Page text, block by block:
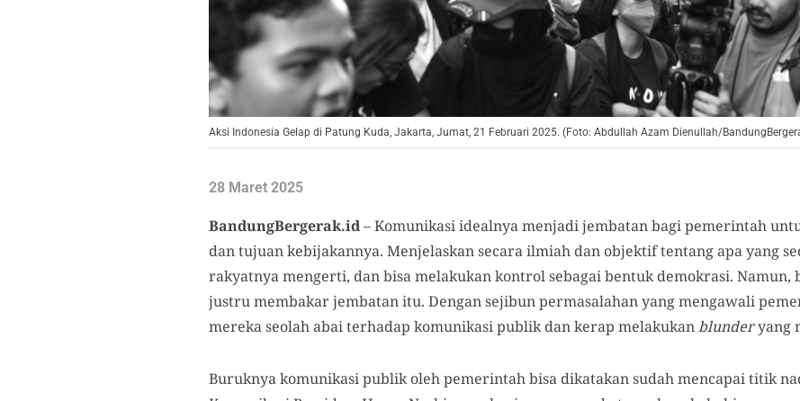
Aksi Indonesia Gelap di Patung Kuda, Jakarta, Jumat, 21 Februari 2025. (Foto: Abdullah Azam Dienullah/
28 Maret 2025
BandungBergerak.id– Komunikasi idealnya menjadi jembatan bagi pemerintah
dan tujuan kebijakannya. Menjelaskan secara ilmiah dan objektif tentang apa yang
rakyatnya mengerti, dan bisa melakukan kontrol sebagai bentuk demokrasi.
justru membakar jembatan itu. Dengan sejibun permasalahan yang mengawali
mereka seolah abai terhadap komunikasi publik dan kerap melakukanblunderyang
Buruknya komunikasi publik oleh pemerintah bisa dikatakan sudah mencapai titik